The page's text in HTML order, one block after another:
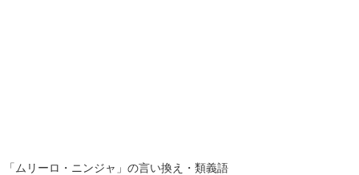
「 ムリーロ・ニンジャ 」の言い換え・類義語